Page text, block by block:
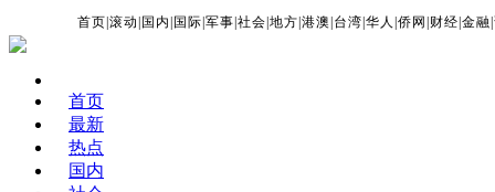
首页 |滚动 国内 国际 |军事 |社会 |地方 |港澳 台湾 |华人 |侨网 财经 |金融 |
首页
最新
热点
国内